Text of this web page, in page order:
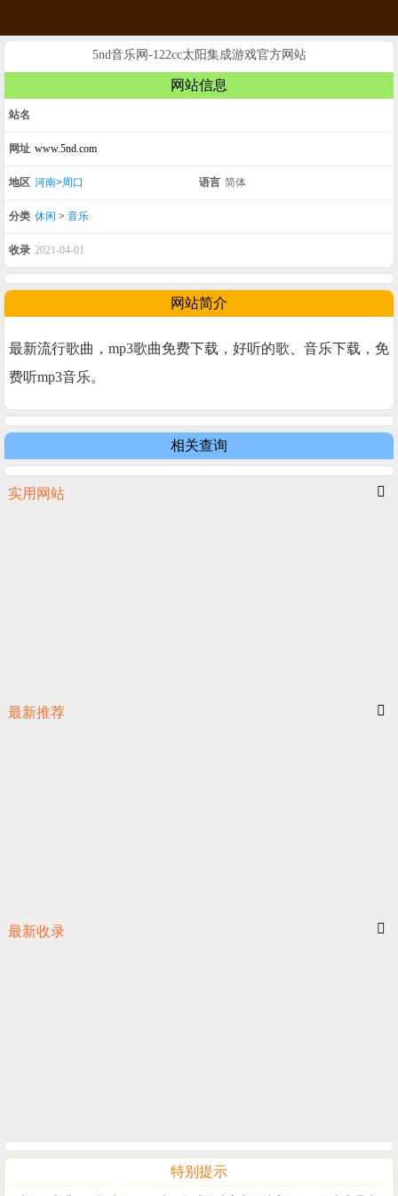
5nd音乐网-122cc太阳集成游戏官方网站
网站信息
站名
网址 www.5nd.com
地区 河南>周口 语言 简体
分类 休闲 > 音乐
收录 2021-04-01
网站简介
最新流行歌曲，mp3歌曲免费下载，好听的歌、音乐下载，免
费听mp3音乐。
相关查询
实用网站
最新推荐
最新收录
特别提示